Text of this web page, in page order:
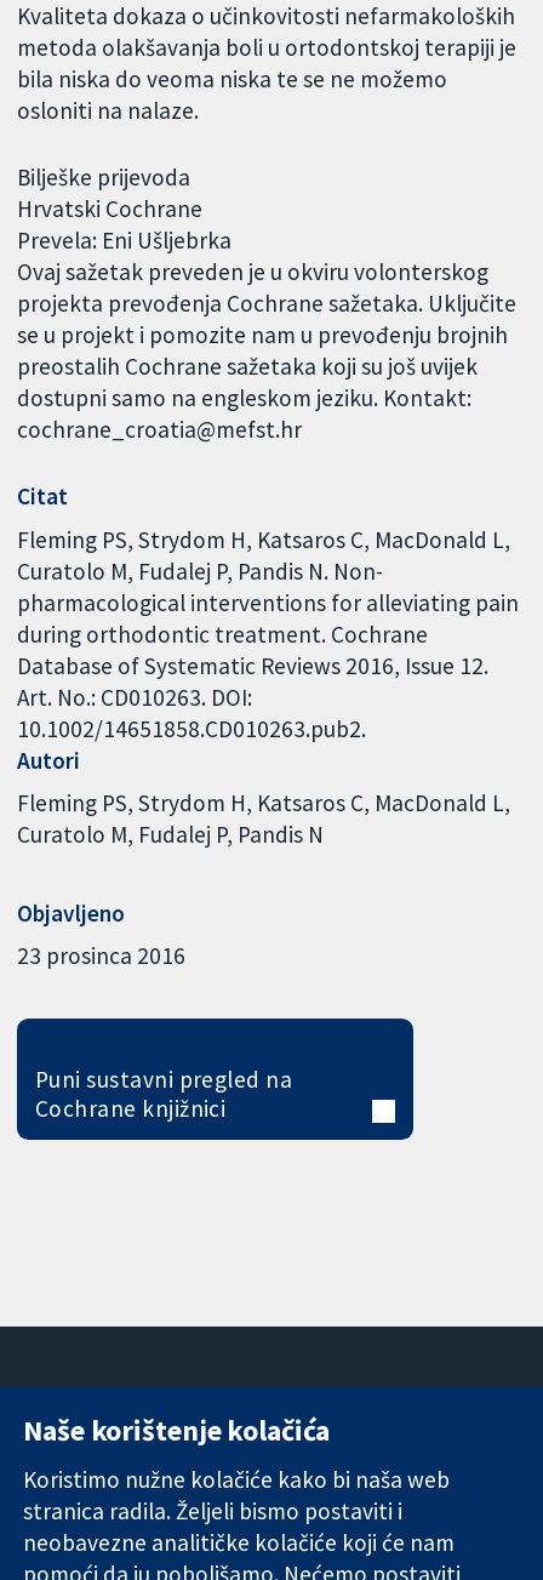
Kvaliteta dokaza o učinkovitosti nefarmakoloških
metoda olakšavanja boli u ortodontskoj terapiji je
bila niska do veoma niska te se ne možemo
osloniti na nalaze.
Bilješke prijevoda
Hrvatski Cochrane
Prevela: Eni Ušljebrka
Ovaj sažetak preveden je u okviru volonterskog
projekta prevođenja Cochrane sažetaka. Uključite
se u projekt i pomozite nam u prevođenju brojnih
preostalih Cochrane sažetaka koji su još uvijek
dostupni samo na engleskom jeziku. Kontakt:
cochrane_croatia@mefst.hr
Citat
Fleming PS, Strydom H, Katsaros C, MacDonald L,
Curatolo M, Fudalej P, Pandis N. Non-
pharmacological interventions for alleviating pain
during orthodontic treatment. Cochrane
Database of Systematic Reviews 2016, Issue 12.
Art. No.: CD010263. DOI:
10.1002/14651858.CD010263.pub2.
Autori
Fleming PS Strydom H Katsaros C MacDonald L
Curatolo M Fudalej P Pandis N
Objavljeno
23 prosinca 2016
Puni sustavni pregled na
Cochrane knjižnici
Pouzdani dokazi.
Utemeljeni
dokazi.
Bolje zdravlje.
11-13 Cavendish
London
W1G 0AN
Ujedinjeno
Kraljevstvo
Novosti
medije
O nama
Naše korištenje kolačića
Koristimo nužne kolačiće kako bi naša web
stranica radila. Željeli bismo postaviti i
neobavezne analitičke kolačiće koji će nam
pomoći da ju poboljšamo. Nećemo postaviti